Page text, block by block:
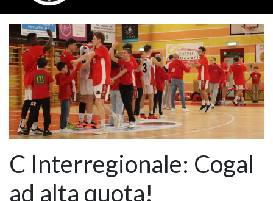
C Interregionale: Cogal
ad alta quota!